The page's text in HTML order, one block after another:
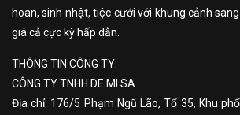
hoan, sinh nhật, tiệc cưới với khung cảnh
giá cả cực kỳ hấp dẫn.
THÔNG TIN CÔNG TY:
CÔNG TY TNHH DE MI SA.
Địa chỉ: 176/5 Phạm Ngũ Lão, Tổ 35, Khu